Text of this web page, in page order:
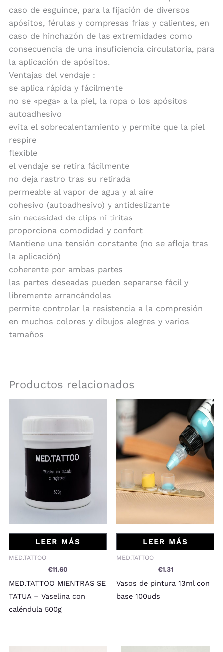
caso de esguince, para la fijación de diversos
apósitos, férulas y compresas frías y calientes, en
caso de hinchazón de las extremidades como
consecuencia de una insuficiencia circulatoria, para
la aplicación de apósitos.
Ventajas del vendaje :
se aplica rápida y fácilmente
no se «pega» a la piel, la ropa o los apósitos
autoadhesivo
evita el sobrecalentamiento y permite que la piel
respire
flexible
el vendaje se retira fácilmente
no deja rastro tras su retirada
permeable al vapor de agua y al aire
cohesivo (autoadhesivo) y antideslizante
sin necesidad de clips ni tiritas
proporciona comodidad y confort
Mantiene una tensión constante (no se afloja tras
la aplicación)
coherente por ambas partes
las partes deseadas pueden separarse fácil y
libremente arrancándolas
permite controlar la resistencia a la compresión
en muchos colores y dibujos alegres y varios
tamaños
Productos relacionados
LEER MÁS
MED.TATTOO
€11.60
MED.TATTOO MIENTRAS SE
TATUA – Vaselina con
caléndula 500g
LEER MÁS
MED.TATTOO
€1.31
Vasos de pintura 13ml con
base 100uds